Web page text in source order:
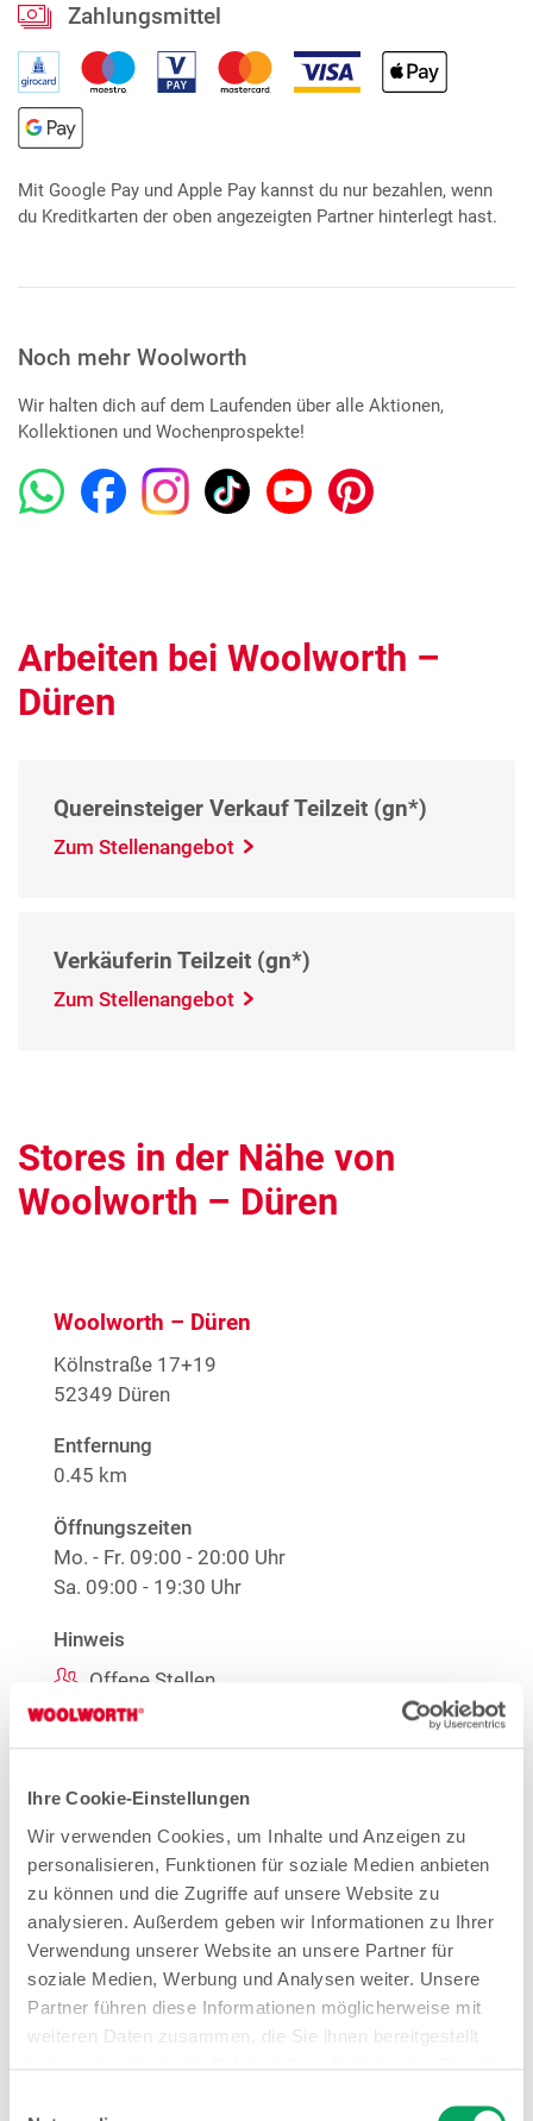
Ihre Cookie-Einstellungen
Wir verwenden Cookies, um Inhalte und Anzeigen zu
personalisieren, Funktionen für soziale Medien anbieten
zu können und die Zugriffe auf unsere Website zu
analysieren. Außerdem geben wir Informationen zu Ihrer
Verwendung unserer Website an unsere Partner für
soziale Medien, Werbung und Analysen weiter. Unsere
Partner führen diese Informationen möglicherweise mit
weiteren Daten zusammen, die Sie ihnen bereitgestellt
Zahlungsmittel
Mit Google Pay und Apple Pay kannst du nur bezahlen, wenn
du Kreditkarten der oben angezeigten Partner hinterlegt hast.
Noch mehr Woolworth
Wir halten dich auf dem Laufenden über alle Aktionen,
Kollektionen und Wochenprospekte!
Arbeiten bei Woolworth –
Düren
Quereinsteiger Verkauf Teilzeit (gn*)
Zum Stellenangebot
Verkäuferin Teilzeit (gn*)
Zum Stellenangebot
Stores in der Nähe von
Woolworth – Düren
Woolworth – Düren
Kölnstraße 17+19
52349 Düren
Entfernung
0.45 km
Öffnungszeiten
Mo. - Fr. 09:00 - 20:00 Uhr
Sa. 09:00 - 19:30 Uhr
Hinweis
Offene Stellen
EMYO Getränke
1 Nur solange der Vorrat reicht.
Mehr Informationen
Woolworth – Niederzier